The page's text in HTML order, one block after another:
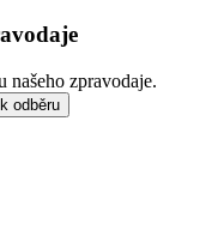
našeho zpravodaje.
odběru